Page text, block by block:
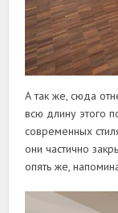
А так же, сюда
всю длину этого
современных
они частично
опять же,